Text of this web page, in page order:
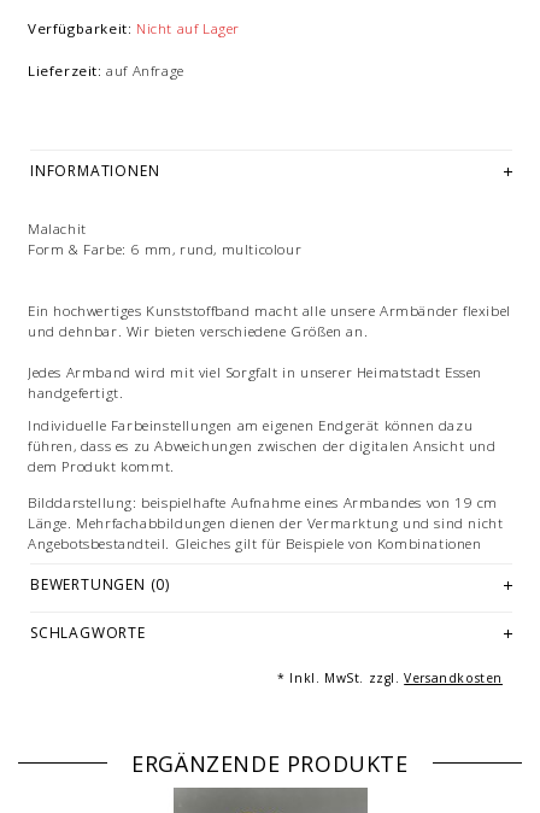
Verfügbarkeit: Nicht auf Lager
Lieferzeit: auf Anfrage
INFORMATIONEN
Malachit
Form & Farbe: 6 mm, rund, multicolour
Ein hochwertiges Kunststoffband macht alle unsere Armbänder flexibel
und dehnbar. Wir bieten verschiedene Größen an.
Jedes Armband wird mit viel Sorgfalt in unserer Heimatstadt Essen
handgefertigt.
Individuelle Farbeinstellungen am eigenen Endgerät können dazu
führen, dass es zu Abweichungen zwischen der digitalen Ansicht und
dem Produkt kommt.
Bilddarstellung: beispielhafte Aufnahme eines Armbandes von 19 cm
Länge. Mehrfachabbildungen dienen der Vermarktung und sind nicht
Angebotsbestandteil. Gleiches gilt für Beispiele von Kombinationen
BEWERTUNGEN (0)
SCHLAGWORTE
* Inkl. MwSt. zzgl.Versandkosten
ERGÄNZENDE PRODUKTE